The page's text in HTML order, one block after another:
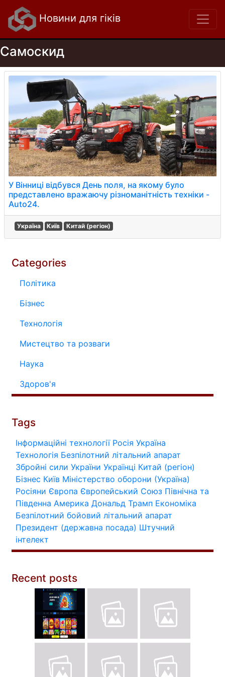
Новини для гіків
Самоскид
У Вінниці відбувся День поля, на якому було
представлено вражаючу різноманітність техніки -
Auto24.
Україна Київ Китай (регіон)
Categories
Політика
Бізнес
Технологія
Мистецтво та розваги
Наука
Здоров'я
Tags
Інформаційні технології Росія Україна
Технологія Безпілотний літальний апарат
Збройні сили України Українці Китай (регіон)
Бізнес Київ Міністерство оборони (Україна)
Росіяни Європа Європейський Союз Північна та
Південна Америка Дональд Трамп Економіка
Безпілотний бойовий літальний апарат
Президент (державна посада) Штучний
інтелект
Recent posts